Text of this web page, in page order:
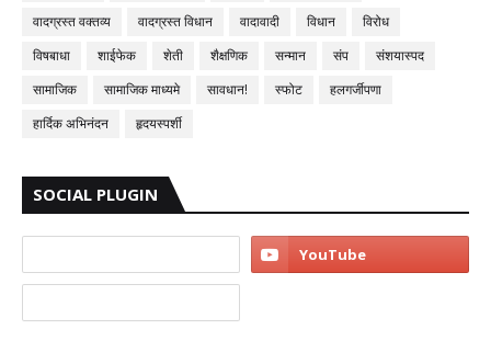
वादग्रस्त वक्तव्य
वादग्रस्त विधान वादावादी विधान
विरोध
विषबाधा
शाईफेक शेती शैक्षणिक सन्मान संप
संशयास्पद
सामाजिक
सामाजिक माध्यमे सावधान! स्फोट
हलगर्जीपणा
हार्दिक अभिनंदन
हृदयस्पर्शी
SOCIAL PLUGIN